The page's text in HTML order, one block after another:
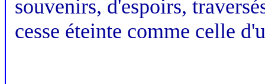
souvenirs, d'espoirs,
cesse éteinte comme celle